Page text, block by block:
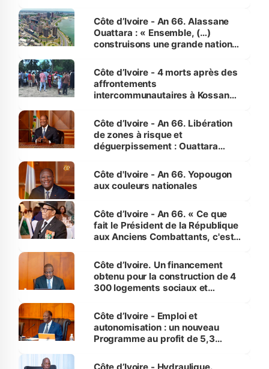
enfants
Côte d’Ivoire - An 66. Alassane
Ouattara : « Ensemble, (…)
construisons une grande nation
générations futures »
Côte d’Ivoire - 4 morts après des
affrontements
intercommunautaires à Kossandji
milieu des sinistrés
Côte d’Ivoire - An 66. Libération
de zones à risque et
déguerpissement : Ouattara
l'Etat de droit pour préserver les
vies humaines »
Côte d'Ivoire - An 66. Yopougon
aux couleurs nationales
Côte d’Ivoire - An 66. « Ce que
fait le Président de la République
aux Anciens Combattants, c'est
Côte d’Ivoire. Un financement
obtenu pour la construction de 4
300 logements sociaux et
et Yamoussoukro
Côte d’Ivoire - Emploi et
autonomisation : un nouveau
Programme au profit de 5,3